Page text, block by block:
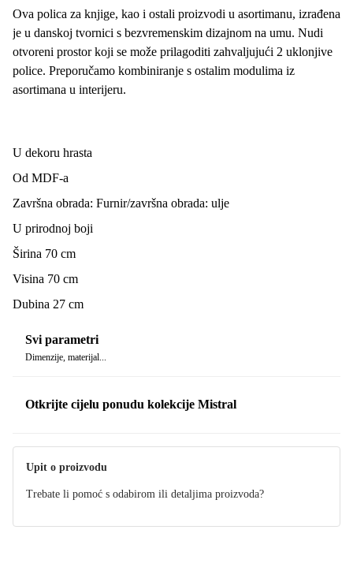
Ova polica za knjige, kao i ostali proizvodi u asortimanu, izrađena
je u danskoj tvornici s bezvremenskim dizajnom na umu. Nudi
otvoreni prostor koji se može prilagoditi zahvaljujući 2 uklonjive
police. Preporučamo kombiniranje s ostalim modulima iz
asortimana u interijeru.
U dekoru hrasta
Od MDF-a
Završna obrada: Furnir/završna obrada: ulje
U prirodnoj boji
Širina 70 cm
Visina 70 cm
Dubina 27 cm
Svi parametri
Dimenzije, materijal...
Otkrijte cijelu ponudu kolekcije Mistral
Upit o proizvodu
Trebate li pomoć s odabirom ili detaljima proizvoda?